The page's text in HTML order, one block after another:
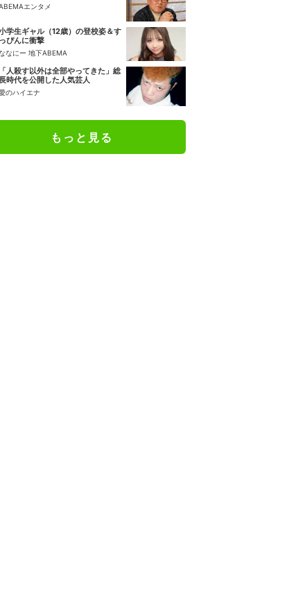
エンタメ
学生ギャル（12歳）の登校姿＆す
っぴんに衝撃
なにー 地下ABEMA
「人殺す以外は全部やってきた」総
時代を公開した人気芸人
のハイエナ
もっと見る